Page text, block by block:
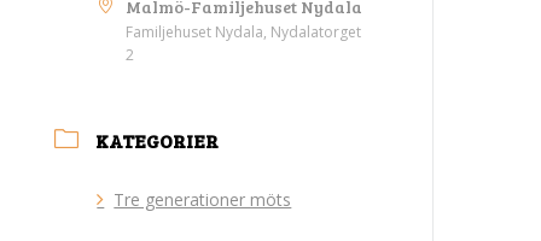
Malmö-Familjehuset Nydala
Familjehuset Nydala, Nydalatorget
2
KATEGORIER
Tre generationer möts